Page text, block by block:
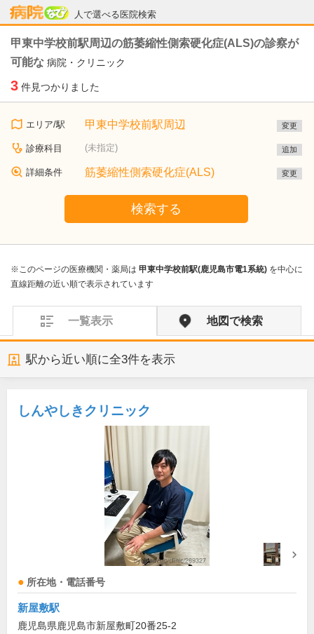
人で選べる医院検索
病院なび
甲東中学校前駅周辺の筋萎縮性側索硬化症(ALS)の診察が
可能な 病院・クリニック
3 件見つかりました
エリア/駅 甲東中学校前駅周辺 変更
診療科目 (未指定) 追加
詳細条件 筋萎縮性側索硬化症(ALS) 変更
検索する
※このページの医療機関・薬局は 甲東中学校前駅(鹿児島市電1系統) を中心に
直線距離の近い順で表示されています
一覧表示 地図で検索
駅から近い順に全3件を表示
しんやしきクリニック
所在地・電話番号
新屋敷駅
鹿児島県鹿児島市新屋敷町20番25-2